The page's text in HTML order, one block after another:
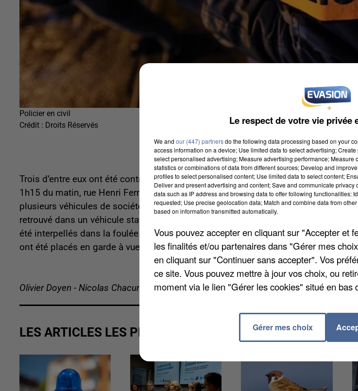
Policier en civil
Crédit : Droits Réservés
Trois d’entre eux ont été contrôlés dans une voiture par une patrouille de police la
1h15 du matin, rue Henri Fermi. L’un d’eux a immédiatement déclaré avoir
plusieurs véhicules de société. D'après nos informationsUn bidon rempli
retrouvé dans un véhicule stationné à proximité. Deux complices présumés qui
été interpellés dans la foulée. Les cinq jeunes, trois hommes et deux femmes,
ont été placés en garde à vue.
Olivier Doyen - Nicolas Chacun
LES ARTICLES LES PLUS VUS
Le respect de votre vie privée
We and our (447) partnersdo the following data processing based on your
access information on a device; Use limited data to select advertising;
select personalised advertising; Measure advertising performance;
statistics or combinations of data from different sources; Develop and
profiles to select personalised content; Use limited data to select content;
Deliver and present advertising and content; Save and communicate
data such as IP address and browsing data to offer following functionalities:
requested; Use precise geolocation data; Match and combine data from
based on information transmitted automatically.
Vous pouvez accepter en cliquant sur "Accepter et
les finalités et/ou partenaires dans "Gérer mes
en cliquant sur "Continuer sans accepter". Vos
ce site. Vous pouvez mettre à jour vos choix, ou
moment via le lien "Gérer les cookies" situé en bas
Gérer mes choix